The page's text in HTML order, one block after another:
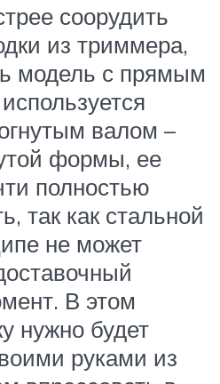
соорудить
из триммера,
модель с прямым
валом –
формы, ее
полностью
так как стальной
не может
В этом
нужно будет
руками из